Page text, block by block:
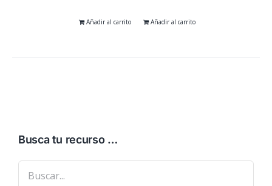
Añadir al carrito Añadir al carrito
Busca tu recurso …